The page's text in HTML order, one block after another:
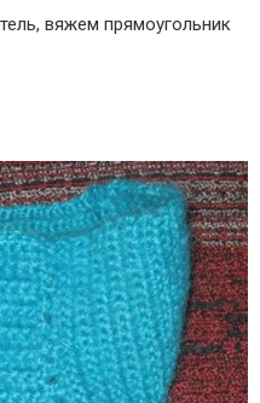
вяжем прямоугольник